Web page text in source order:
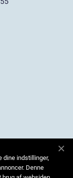
dine indstillinger,
Denne